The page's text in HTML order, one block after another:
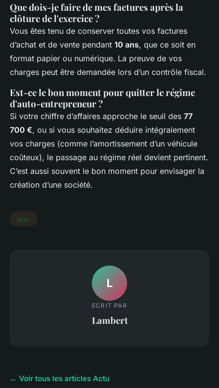
Que dois-je faire de mes factures après la
clôture de l'exercice ?
Vous êtes tenu de conserver toutes vos factures
d’achat et de vente pendant 10 ans, que ce soit en
format papier ou numérique. La preuve de vos
charges peut être demandée lors d’un contrôle fiscal.
Est-ce le bon moment pour quitter le régime
d'auto-entrepreneur ?
Si votre chiffre d’affaires approche le seuil des 77
700 €, ou si vous souhaitez déduire intégralement
vos charges (comme l’amortissement d’un véhicule
coûteux), le passage au régime réel devient pertinent.
C’est aussi souvent le bon moment pour envisager la
création d’une société.
actu
L
ECRIT PAR
Lambert
← Voir tous les articles Actu